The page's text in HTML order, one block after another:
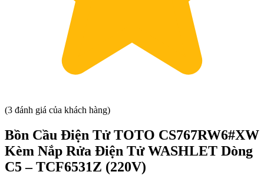
(3 đánh giá của khách hàng)
Bồn Cầu Điện Tử TOTO CS767RW6#XW
Kèm Nắp Rửa Điện Tử WASHLET Dòng
C5 – TCF6531Z (220V)